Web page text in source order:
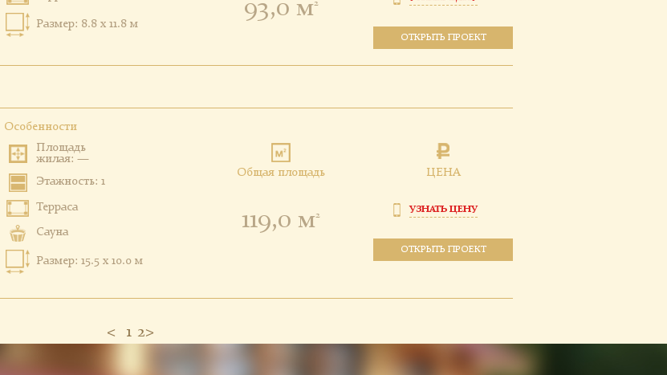
Размер: 8.8 x 11.8 м
93,0 м2
ОТКРЫТЬ ПРОЕКТ
Особенности
Площадь
жилая: —
Этажность: 1
Терраса
Сауна
Размер: 15.5 x 10.0 м
Общая площадь
119,0 м2
ЦЕНА
УЗНАТЬ ЦЕНУ
ОТКРЫТЬ ПРОЕКТ
< 1 2>